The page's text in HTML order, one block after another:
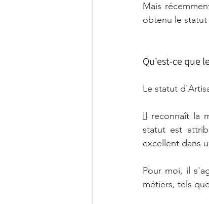
Mais
obtenu le statut
Qu'est-ce que
Le statut
Il
reconnaît la
statut est
excellent dans
Pour moi, il
métiers, tels